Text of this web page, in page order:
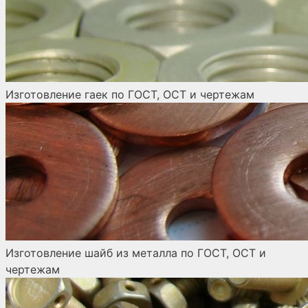
Изготовление гаек по ГОСТ, ОСТ и чертежам
Изготовление шайб из металла по ГОСТ, ОСТ и
чертежам